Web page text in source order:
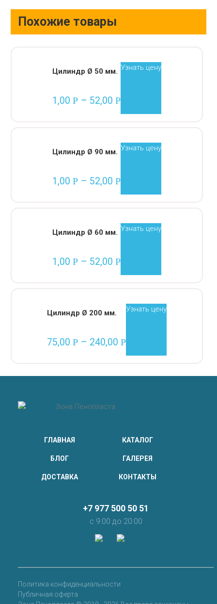
Похожие товары
Цилиндр Ø 50 мм.
1,00Р – 52,00Р
Узнать цену
Цилиндр Ø 90 мм.
1,00Р – 52,00Р
Узнать цену
Цилиндр Ø 60 мм.
1,00Р – 52,00Р
Узнать цену
Цилиндр Ø 200 мм.
75,00Р – 240,00Р
Узнать цену
ГЛАВНАЯ КАТАЛОГ
БЛОГ ГАЛЕРЕЯ
ДОСТАВКА КОНТАКТЫ
+7 977 500 50 51
с 9:00 до 20:00
Политика конфиденциальности
Публичная оферта